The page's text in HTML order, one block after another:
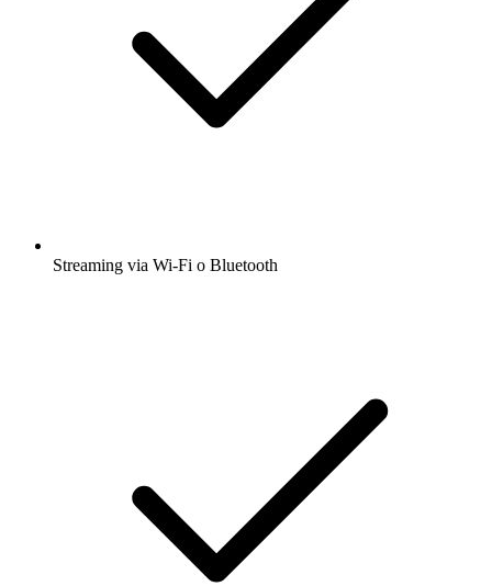
Streaming via Wi-Fi o Bluetooth